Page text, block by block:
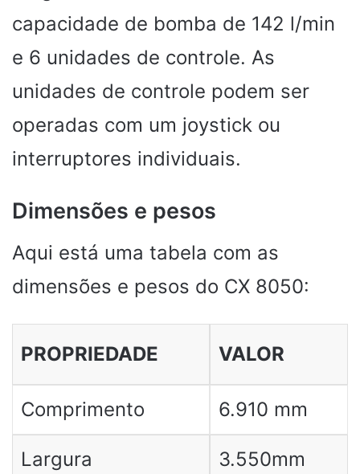
capacidade de bomba de 142 l/min
e 6 unidades de controle. As
unidades de controle podem ser
operadas com um joystick ou
interruptores individuais.
Dimensões e pesos
Aqui está uma tabela com as
dimensões e pesos do CX 8050:
PROPRIEDADE VALOR
Comprimento 6.910 mm
Largura 3.550mm